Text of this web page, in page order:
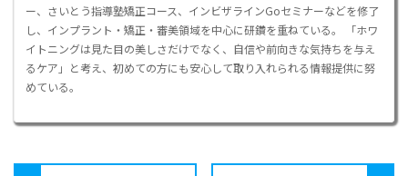
ー、さいとう指導塾矯正コース、インビザラインGoセミナーなどを修了
し、インプラント・矯正・審美領域を中心に研鑽を重ねている。 「ホワ
イトニングは見た目の美しさだけでなく、自信や前向きな気持ちを与え
るケア」と考え、初めての方にも安心して取り入れられる情報提供に努
めている。